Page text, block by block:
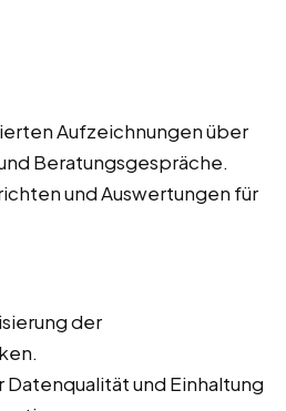
Aufzeichnungen über
Beratungsgespräche.
und Auswertungen für
der
und Einhaltung